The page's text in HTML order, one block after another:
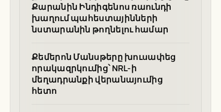
Քարանին Ինդիգենոս ռաունդի
խաղում պահեստայինների
նստարանին թողնելու համար
Քեմերոն Մանսթերը խուսափեց
որակազրկումից՝ NRL-ի
մեղադրանքի վերանայումից
հետո